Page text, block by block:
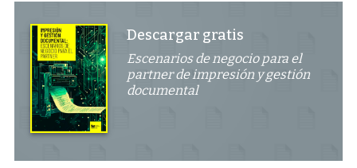
Descargar gratis
Escenarios de negocio para el
partner de impresión y gestión
documental